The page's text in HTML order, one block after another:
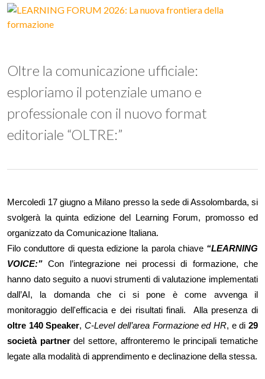
Oltre la comunicazione ufficiale:
esploriamo il potenziale umano e
professionale con il nuovo format
editoriale “OLTRE:”
Mercoledì 17 giugno a Milano presso la sede di Assolombarda, si
svolgerà la quinta edizione del Learning Forum, promosso ed
organizzato da Comunicazione Italiana.
Filo conduttore di questa edizione la parola chiave “LEARNING
VOICE:” Con l’integrazione nei processi di formazione, che
hanno dato seguito a nuovi strumenti di valutazione implementati
dall’AI, la domanda che ci si pone è come avvenga il
oltre 140 Speaker, C-Level dell’area Formazione ed HR, e di 29
società partner del settore, affronteremo le principali tematiche
legate alla modalità di apprendimento e declinazione della stessa.